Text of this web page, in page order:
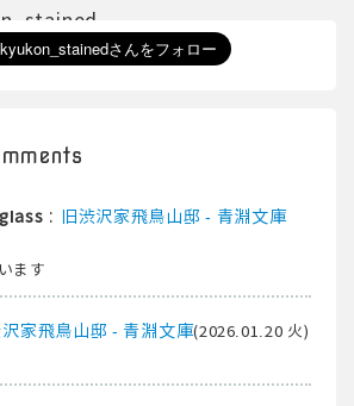
: 旧渋沢家飛鳥山邸 - 青淵文庫
ます
家飛鳥山邸 - 青淵文庫(2026.01.20 火)